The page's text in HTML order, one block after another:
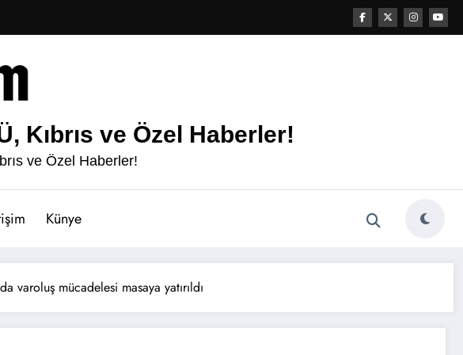
Kıbrıs ve Özel Haberler!
ve Özel Haberler!
Künye
varoluş mücadelesi masaya yatırıldı